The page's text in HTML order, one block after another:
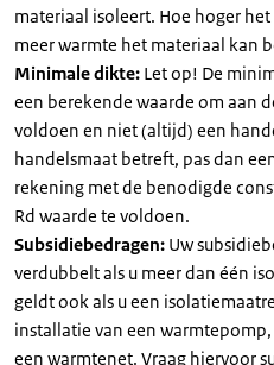
materiaal isoleert. Hoe hoger
meer warmte het materiaal kan
Minimale dikte: Let op! De
een berekende waarde om aan
voldoen en niet (altijd) een
handelsmaat betreft, pas dan
rekening met de benodigde
Rd waarde te voldoen.
Subsidiebedragen: Uw
verdubbelt als u meer dan één
geldt ook als u een
installatie van een
een warmtenet. Vraag hiervoor